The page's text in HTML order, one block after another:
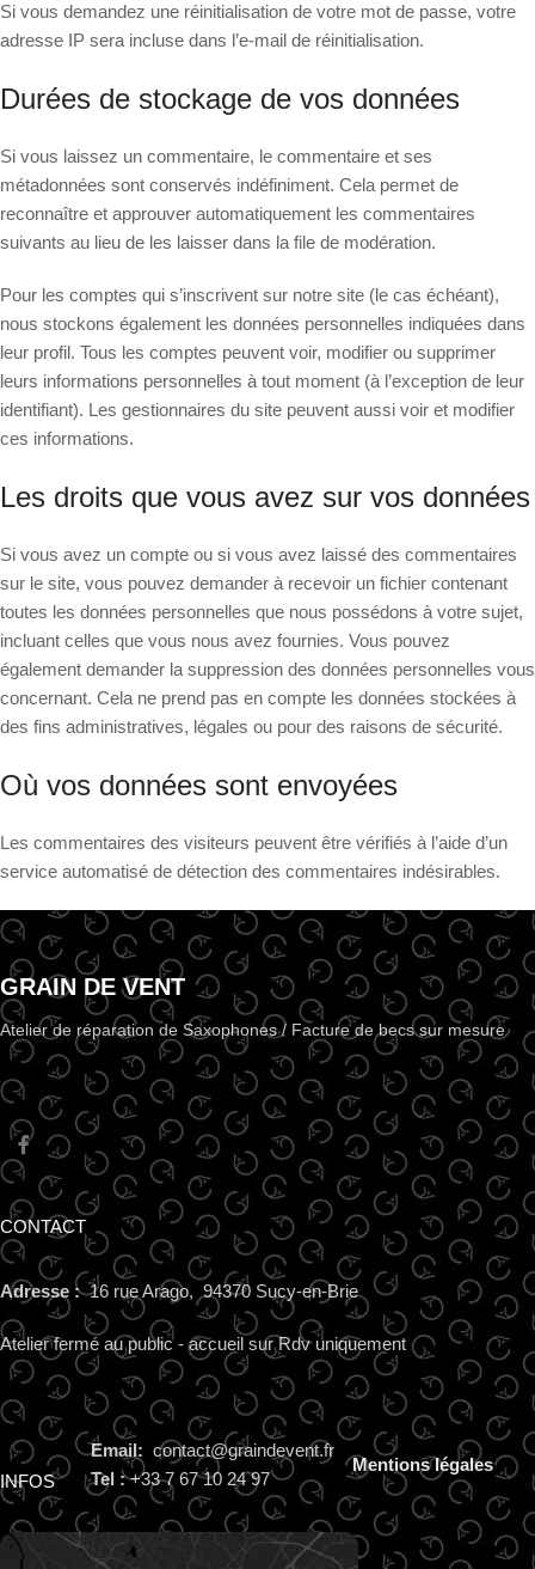
Si vous demandez une réinitialisation de votre mot de passe, votre
adresse IP sera incluse dans l’e-mail de réinitialisation.
Durées de stockage de vos données
Si vous laissez un commentaire, le commentaire et ses
métadonnées sont conservés indéfiniment. Cela permet de
reconnaître et approuver automatiquement les commentaires
suivants au lieu de les laisser dans la file de modération.
Pour les comptes qui s’inscrivent sur notre site (le cas échéant),
nous stockons également les données personnelles indiquées dans
leur profil. Tous les comptes peuvent voir, modifier ou supprimer
leurs informations personnelles à tout moment (à l’exception de leur
identifiant). Les gestionnaires du site peuvent aussi voir et modifier
ces informations.
Les droits que vous avez sur vos données
Si vous avez un compte ou si vous avez laissé des commentaires
sur le site, vous pouvez demander à recevoir un fichier contenant
toutes les données personnelles que nous possédons à votre sujet,
incluant celles que vous nous avez fournies. Vous pouvez
également demander la suppression des données personnelles vous
concernant. Cela ne prend pas en compte les données stockées à
des fins administratives, légales ou pour des raisons de sécurité.
Où vos données sont envoyées
Les commentaires des visiteurs peuvent être vérifiés à l’aide d’un
service automatisé de détection des commentaires indésirables.
GRAIN DE VENT
Atelier de réparation de Saxophones / Facture de becs sur mesure
CONTACT
Adresse :16 rue Arago, 94370 Sucy-en-Brie
Atelier fermé au public - accueil sur Rdv uniquement
INFOS
Email: contact@graindevent.fr
Tel :+33 7 67 10 24 97
Mentions légales